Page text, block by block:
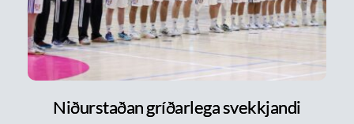
Niðurstaðan gríðarlega svekkjandi